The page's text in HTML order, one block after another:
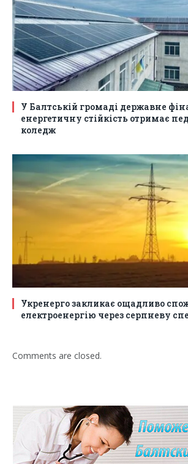
У Балтській громаді державне
енергетичну стійкість отримає
коледж
Укренерго закликає ощадливо
електроенергію через серпневу
Comments are closed.